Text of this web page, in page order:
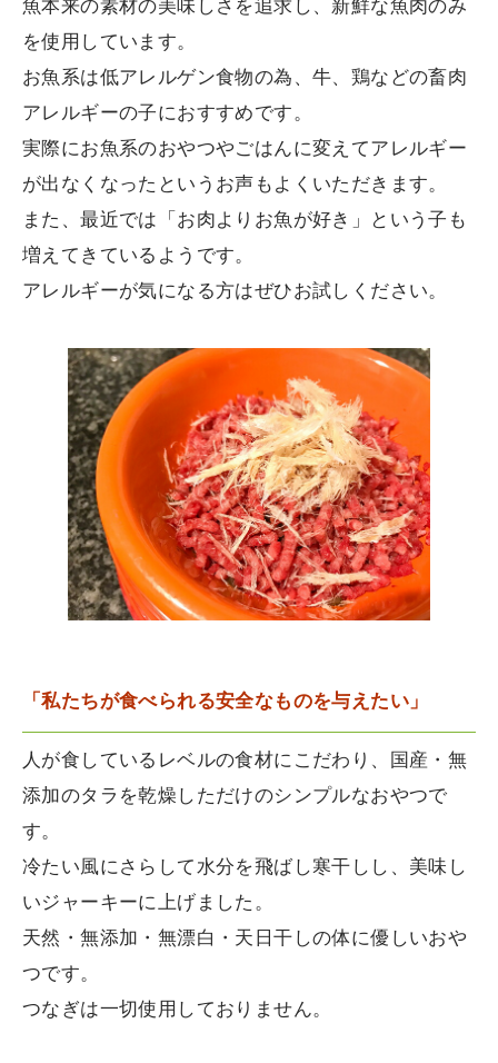
魚本来の素材の美味しさを追求し、新鮮な魚肉のみ
を使用しています。
お魚系は低アレルゲン食物の為、牛、鶏などの畜肉
アレルギーの子におすすめです。
実際にお魚系のおやつやごはんに変えてアレルギー
が出なくなったというお声もよくいただきます。
また、最近では「お肉よりお魚が好き」という子も
増えてきているようです。
アレルギーが気になる方はぜひお試しください。
「私たちが食べられる安全なものを与えたい」
人が食しているレベルの食材にこだわり、国産・無
添加のタラを乾燥しただけのシンプルなおやつで
す。
冷たい風にさらして水分を飛ばし寒干しし、美味し
いジャーキーに上げました。
天然・無添加・無漂白・天日干しの体に優しいおや
つです。
つなぎは一切使用しておりません。